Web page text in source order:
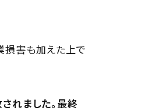
損害も加えた上で
れました。最終